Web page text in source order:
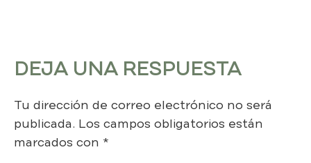
DEJA UNA RESPUESTA
Tu dirección de correo electrónico no será
publicada. Los campos obligatorios están
marcados con *